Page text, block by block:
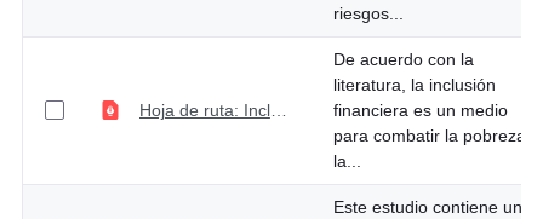
riesgos...
Hoja de ruta: Inclusión financiera con equidad de género para las mujeres
De acuerdo con la
literatura, la inclusión
financiera es un medio
para combatir la pobreza,
la...
Este estudio contiene un